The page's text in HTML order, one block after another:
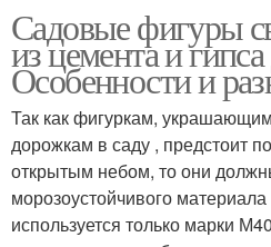
Садовые фигуры
из цемента и
Особенности и
Так как фигуркам,
дорожкам в саду , предстоит
открытым небом, то они
морозоустойчивого
используется только марки